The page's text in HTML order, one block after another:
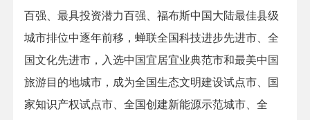
百强、最具投资潜力百强、福布斯中国大陆最佳县级
城市排位中逐年前移，蝉联全国科技进步先进市、全
国文化先进市，入选中国宜居宜业典范市和最美中国
旅游目的地城市，成为全国生态文明建设试点市、国
家知识产权试点市、全国创建新能源示范城市、全